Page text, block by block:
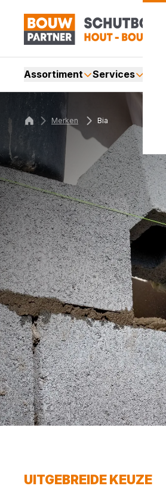
Assortiment Services
Merken Bia
UITGEBREIDE KEUZE